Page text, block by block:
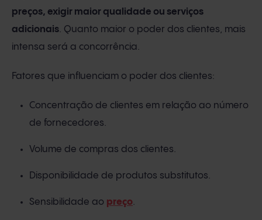
preços, exigir maior qualidade ou serviços
adicionais. Quanto maior o poder dos clientes, mais
intensa será a concorrência.
Fatores que influenciam o poder dos clientes:
Concentração de clientes em relação ao número
de fornecedores.
Volume de compras dos clientes.
Disponibilidade de produtos substitutos.
Sensibilidade ao preço.